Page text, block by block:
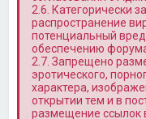
2.6. Категорически
распространение
потенциальный
обеспечению
2.7. Запрещено
эротического,
характера,
открытии тем и в
размещение ссылок